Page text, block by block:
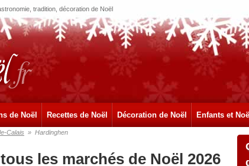
tradition, décoration de Noël
de Noël Recettes de Noël Décoration de Noël Enfants et Noël
Calais » Hardinghen
les marchés de Noël 2026